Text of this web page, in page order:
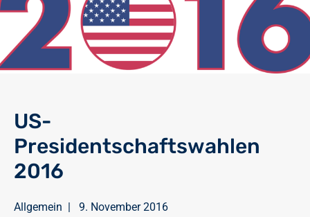
US-
Presidentschaftswahlen
2016
Allgemein | 9. November 2016